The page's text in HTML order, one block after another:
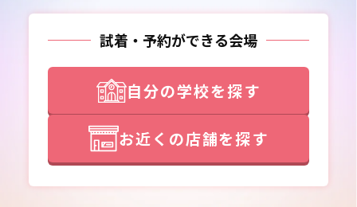
試着・予約ができる会場
自分の学校を探す
お近くの店舗を探す